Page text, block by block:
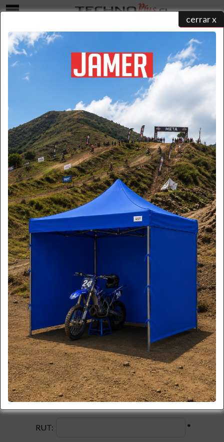
cerrar x
COTIZAR
home/catálogo de productos/ .../ cotizar
Seleccione una forma para realizar su contacto y un ejecutivo
atenderá su solicitud:
Formulario
Por favor ingrese la información necesaria.
(* Requerido)
Nombre:
Apellido:
Email: *
Teléfono: *
Celular: *
Empresa:
RUT: *